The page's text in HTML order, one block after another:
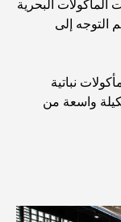
حيث يلتقي اللياقة
لا تُقدر بثمن
بالاسترخاء
البحرية
التوجه إلى
نباتية
واسعة من